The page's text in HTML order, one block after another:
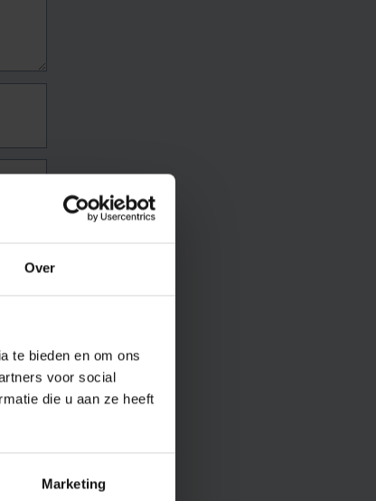
Over
te bieden en om ons
voor social
die u aan ze heeft
Marketing